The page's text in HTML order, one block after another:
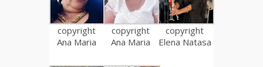
copyright
Ana Maria
copyright
Ana Maria
copyright
Elena Natasa